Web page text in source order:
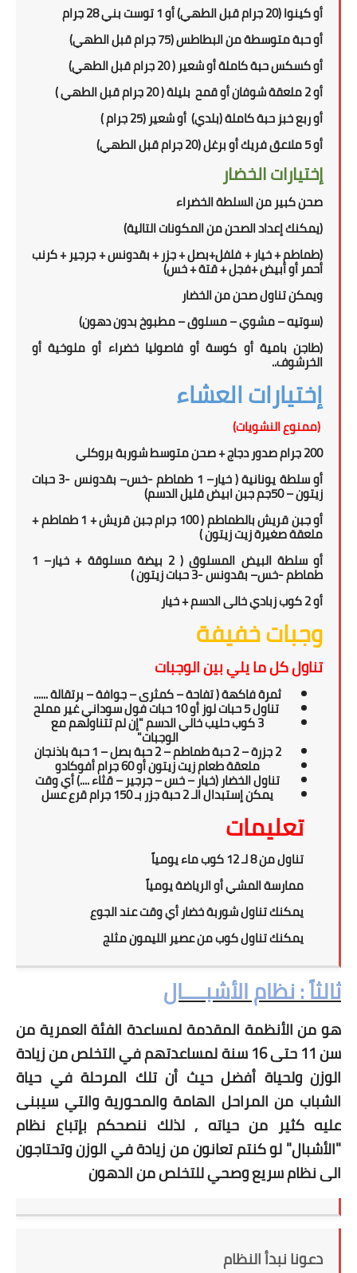
أو كينوا (20جرام قبل الطهي) أو1توست بني28 جرام
أو حبة متوسطة من البطاطس (75جرام قبل الطهي)
أو كسكس حبة كاملة أو شعير (20جرام قبل الطهي)
أو 2 ملعقة شوفان أو قمح
بليلة (20جرام قبل الطهي )
أوربعخبز حبة كاملة(بلدي) أو شعير(
25جرام)
أو5 ملاعق فريك أو برغل ( 20جرام قبل الطهي)
إختيارات الخضار
صحن كبير من السلطة الخضراء
(يمكنك إعداد الصحن من المكونات التالية)
(طماطم + خيار + فلفل+بصل + جزر + بقدونس + جرجير + كرنب
أحمر أو أبيض +فجل + قتة + خس)
ويمكن تناولصحنمن الخضار
(سوتيه – مشوي – مسلوق – مطبوخ بدون دهون)
(طاجن بامية أو كوسة أو فاصوليا خضراء أو ملوخية أو
الخرشوف..
إختيارات العشاء
(ممنوع النشويات)
200 جرام صدور دجاج + صحن متوسط شوربة بروكلي
أو سلطة يونانية(خيار– 1 طماطم -خس– بقدونس -3حبات
زيتون – 50جم جبن ابيض قليل الدسم)
أو جبن قريش بالطماطم (100 جرام جبن قريش + 1 طماطم +
ملعقة صغيرة زيت زيتون )
أو سلطة البيض المسلوق ( 2 بيضة مسلوقة + خيار
–
1
طماطم-خس– بقدونس -3حبات زيتون)
أو 2 كوب زبادي خالى الدسم + خيار
وجبات خفيفة
تناول كل ما يلي بين الوجبات
ثمرة فاكهة( تفاحة – كمثرى –جوافة – برتقالة ......
تناول 5 حبات لوز أو 10 حبات فول سوداني غير مملح
3 كوب حليب خالي الدسم "إن لم تتناولهم مع
الوجبات"
2 جزرة – 2 حبة طماطم – 2 حبة بصل – 1 حبة باذنجان
ملعقة طعام زيت زيتون أو 60 جرام أفوكادو
تناول الخضار (خيار – خس – جرجير – قثاء ....) أي وقت
يمكن إستبدال الـ 2 حبة جزر بـ 150 جرام قرع عسل
تعليمات
تناول من 8 لـ 12 كوب ماء يومياً
ممارسة المشي أو الرياضة يومياً
يمكنك تناول شوربة خضار أي وقت عند الجوع
يمكنك تناول كوب من عصير الليمون مثلج
ثالثاً : نظام الأشبــــال
هو من الأنظمة المقدمة لمساعدة الفئة العمرية من
سن 11 حتى 16 سنة لمساعدتهم في التخلص من زيادة
الوزن ولحياة أفضل حيث أن تلك المرحلة في حياة
الشباب من المراحل الهامة والمحورية والتي سيبنى
عليه كثير من حياته , لذلك ننصحكم بإتباع نظام
"الأشبال" لو كنتم تعانون من زيادة في الوزن وتحتاجون
الى نظام سريع وصحي للتخلص من الدهون
دعونا نبدأ النظام